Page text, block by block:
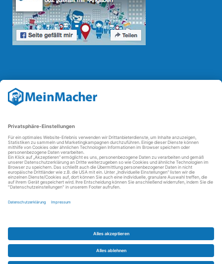
Reparatur Revolution
Mit derReparatur-Revolution
Reparaturbedingungen in Deutschland: Für Produkte, die sich gut
reparierenden Betriebe und des Reparatur-Know-hows in
Deutschland.
Weitere Informationen
FAQ - häufig gestellte Fragen
Partner werden
Über uns
Datenschutz
Barrierefreiheit
Partnerportal